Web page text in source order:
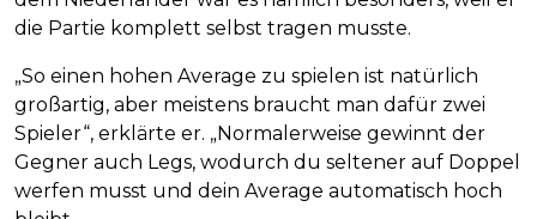
die Partie komplett selbst tragen musste.
„So einen hohen Average zu spielen ist natürlich
großartig, aber meistens braucht man dafür zwei
Spieler“, erklärte er. „Normalerweise gewinnt der
Gegner auch Legs, wodurch du seltener auf Doppel
werfen musst und dein Average automatisch hoch